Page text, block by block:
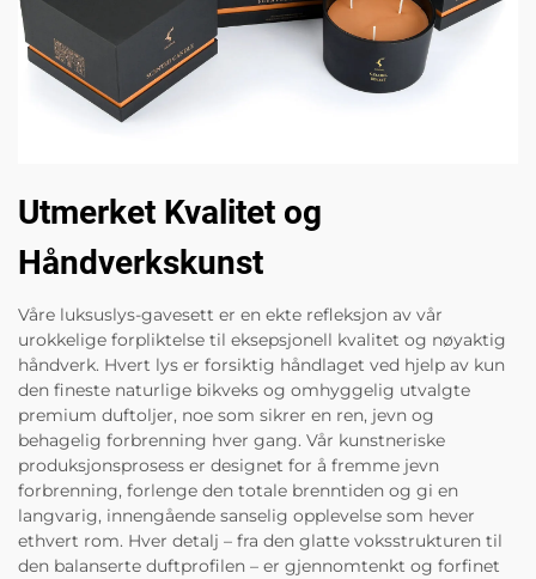
Utmerket Kvalitet og
Håndverkskunst
Våre luksuslys-gavesett er en ekte refleksjon av vår
urokkelige forpliktelse til eksepsjonell kvalitet og nøyaktig
håndverk. Hvert lys er forsiktig håndlaget ved hjelp av kun
den fineste naturlige bikveks og omhyggelig utvalgte
premium duftoljer, noe som sikrer en ren, jevn og
behagelig forbrenning hver gang. Vår kunstneriske
produksjonsprosess er designet for å fremme jevn
forbrenning, forlenge den totale brenntiden og gi en
langvarig, innengående sanselig opplevelse som hever
ethvert rom. Hver detalj – fra den glatte voksstrukturen til
den balanserte duftprofilen – er gjennomtenkt og forfinet